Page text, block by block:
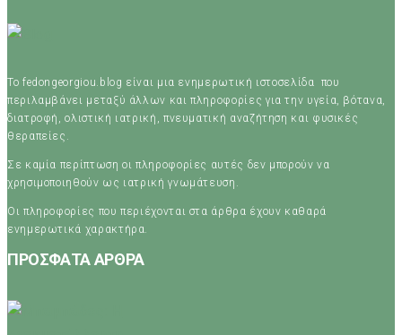
Το fedongeorgiou.blog είναι μια ενημερωτική ιστοσελίδα που
περιλαμβάνει μεταξύ άλλων και πληροφορίες για την υγεία, βότανα,
διατροφή, ολιστική ιατρική, πνευματική αναζήτηση και φυσικές
θεραπείες.
Σε καμία περίπτωση οι πληροφορίες αυτές δεν μπορούν να
χρησιμοποιηθούν ως ιατρική γνωμάτευση.
Οι πληροφορίες που περιέχονται στα άρθρα έχουν καθαρά
ενημερωτικά χαρακτήρα.
ΠΡΟΣΦΑΤΑ ΑΡΘΡΑ